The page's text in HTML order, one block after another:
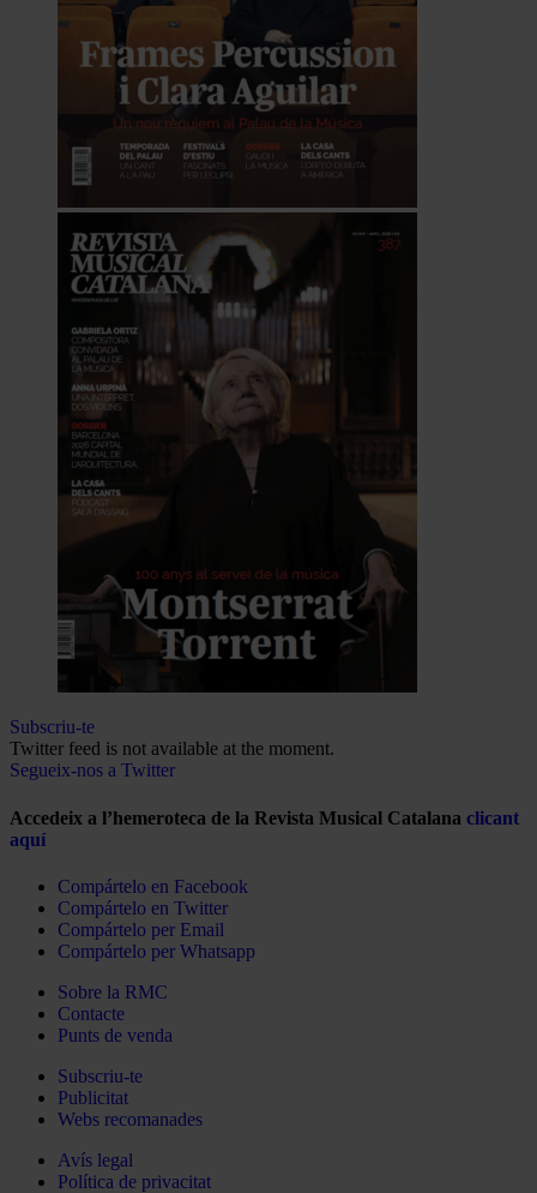
Subscriu-te
Twitter feed is not available at the moment.
Segueix-nos a Twitter
Accedeix a l’hemeroteca de la Revista Musical Catalana clicant
aquí
Compártelo en Facebook
Compártelo en Twitter
Compártelo per Email
Compártelo per Whatsapp
Sobre la RMC
Contacte
Punts de venda
Subscriu-te
Publicitat
Webs recomanades
Avís legal
Política de privacitat